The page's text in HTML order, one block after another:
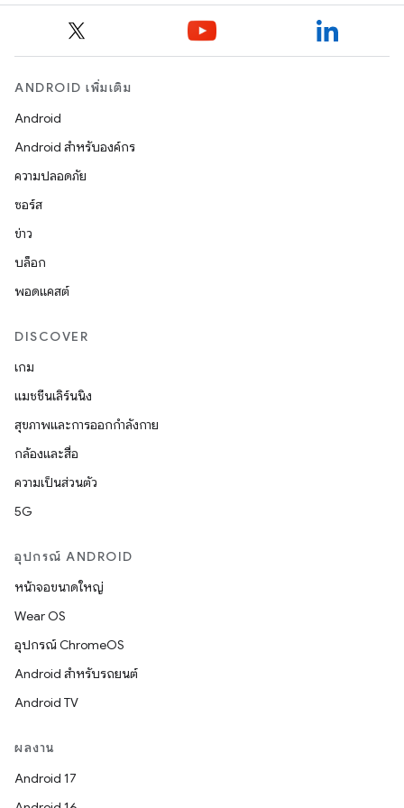
ANDROID เพิ่มเติม
Android
Android สำหรับองค์กร
ความปลอดภัย
ซอร์ส
ข่าว
บล็อก
พอดแคสต์
DISCOVER
เกม
แมชชีนเลิร์นนิง
สุขภาพและการออกกำลังกาย
กล้องและสื่อ
ความเป็นส่วนตัว
5G
อุปกรณ์ ANDROID
หน้าจอขนาดใหญ่
Wear OS
อุปกรณ์ ChromeOS
Android สำหรับรถยนต์
Android TV
ผลงาน
Android 17